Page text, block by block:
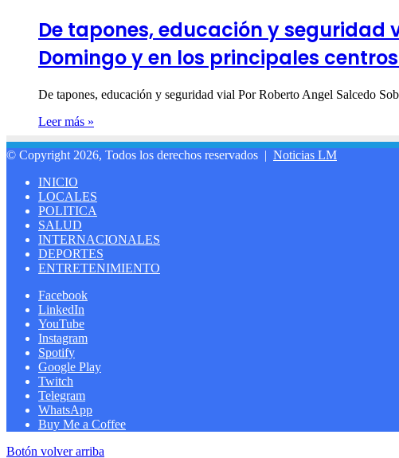
De tapones, educación y seguridad
Domingo y en los principales
De tapones, educación y seguridad vial Por Roberto Angel Salcedo
Leer más »
© Copyright 2026, Todos los derechos reservados | Noticias LM
INICIO
LOCALES
POLITICA
SALUD
INTERNACIONALES
DEPORTES
ENTRETENIMIENTO
Facebook
LinkedIn
YouTube
Instagram
Spotify
Google Play
Twitch
Telegram
WhatsApp
Buy Me a Coffee
Botón volver arriba